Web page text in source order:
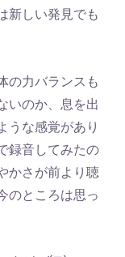
新しい発見でも
の力バランスも
いのか、息を出
うな感覚があり
録音してみたの
かさが前より聴
のところは思っ